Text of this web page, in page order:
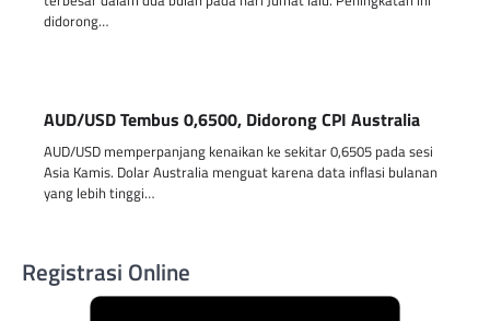
didorong…
AUD/USD Tembus 0,6500, Didorong CPI Australia
AUD/USD memperpanjang kenaikan ke sekitar 0,6505 pada sesi
Asia Kamis. Dolar Australia menguat karena data inflasi bulanan
yang lebih tinggi…
Registrasi Online